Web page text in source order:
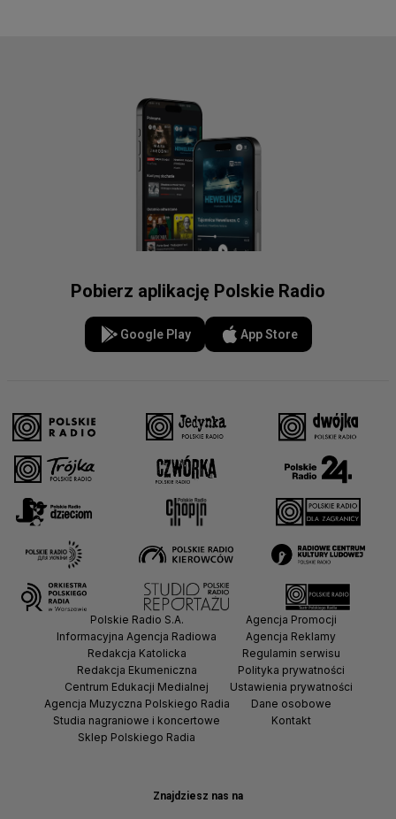
Pobierz aplikację Polskie Radio
Google Play App Store
Znajdziesz nas na
Polskie Radio S.A.
Informacyjna Agencja Radiowa
Redakcja Katolicka
Redakcja Ekumeniczna
Centrum Edukacji Medialnej
Agencja Muzyczna Polskiego Radia
Studia nagraniowe i koncertowe
Sklep Polskiego Radia
Agencja Promocji
Agencja Reklamy
Regulamin serwisu
Polityka prywatności
Ustawienia prywatności
Dane osobowe
Kontakt